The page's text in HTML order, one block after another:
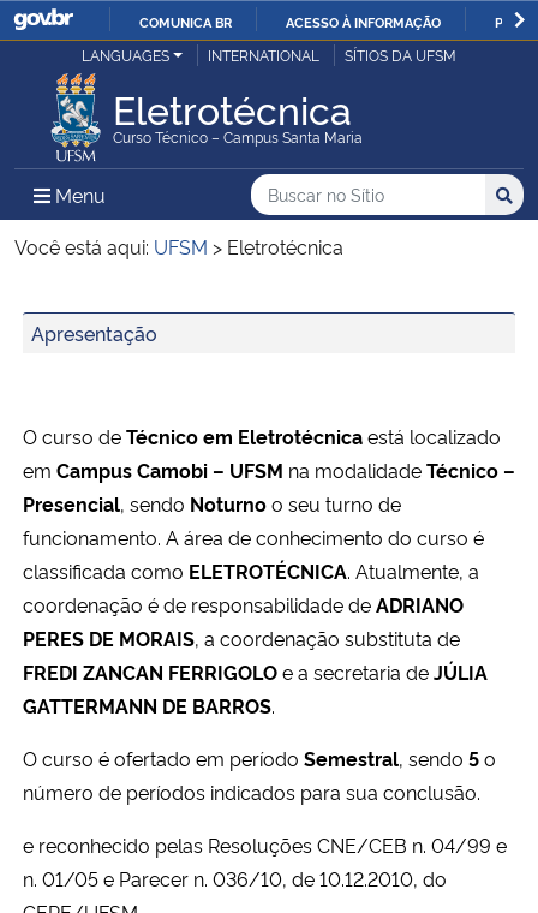
IR
O
COMUNICA BR ACESSO À INFORMAÇÃO
Ministério da Justiça e Segurança Pública
Ministério da Defesa
Ministério das Relações Exteriores
Ministério da Agricultura, Pecuária e Abastecimento
Ministério da Educação
Ministério da Saúde
Ministério de Minas e Energia
Ministério da Ciência, Tecnologia, Inovações e Comunicações
Ministério do Turismo
LANGUAGES INTERNATIONAL SÍTIOS DA UFSM
Eletrotécnica
Curso Técnico – Campus Santa Maria
Menu Menu Principal do Sítio
Busca
Buscar no no Sítio
Busca:
Você está aqui: UFSM > Eletrotécnica
Início do conteúdo
Apresentação
O curso deTécnico em Eletrotécnicaestá localizado
em Campus Camobi – UFSM na modalidadeTécnico –
Presencial, sendo Noturnoo seu turno de
funcionamento. A área de conhecimento do curso é
classificada como ELETROTÉCNICA. Atualmente, a
coordenação é de responsabilidade deADRIANO
PERES DE MORAIS, a coordenação substituta de
FREDI ZANCAN FERRIGOLOe a secretaria deJÚLIA
GATTERMANN DE BARROS.
O curso é ofertado em período Semestral, sendo 5o
número de períodos indicados para sua conclusão.
e reconhecido pelas Resoluções CNE/CEB n. 04/99 e
n. 01/05 e Parecer n. 036/10, de 10.12.2010, do